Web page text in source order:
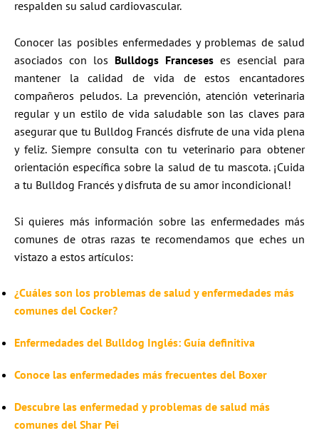
respalden su salud cardiovascular.
Conocer las posibles enfermedades y problemas de salud
asociados con los Bulldogs Franceses es esencial para
mantener la calidad de vida de estos encantadores
compañeros peludos. La prevención, atención veterinaria
regular y un estilo de vida saludable son las claves para
asegurar que tu Bulldog Francés disfrute de una vida plena
y feliz. Siempre consulta con tu veterinario para obtener
orientación específica sobre la salud de tu mascota. ¡Cuida
a tu Bulldog Francés y disfruta de su amor incondicional!
Si quieres más información sobre las enfermedades más
comunes de otras razas te recomendamos que eches un
vistazo a estos artículos:
¿Cuáles son los problemas de salud y enfermedades más
comunes del Cocker?
Enfermedades del Bulldog Inglés: Guía definitiva
Conoce las enfermedades más frecuentes del Boxer
Descubre las enfermedad y problemas de salud más
comunes del Shar Pei